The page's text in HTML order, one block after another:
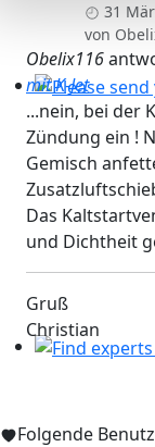
Please send
31
von
Obelix116
mit K-Jet
...nein, bei der
Zündung ein !
Gemisch
Das
und Dichtheit
Gruß
Christian
Folgende